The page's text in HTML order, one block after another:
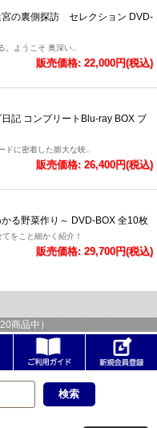
の裏側探訪 セレクション DVD-
。ようこそ 奥深い..
販売価格: 22,000円(税込)
日記 コンプリートBlu-ray BOX ブ
に密着した膨大な映..
販売価格: 26,400円(税込)
る野菜作り～ DVD-BOX 全10枚
をこと細かく紹介！
販売価格: 29,700円(税込)
20商品中）